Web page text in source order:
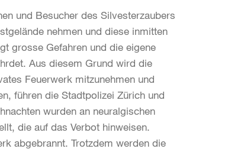
und Besucher des Silvesterzaubers
nehmen und diese inmitten
grosse Gefahren und die eigene
Aus diesem Grund wird die
Feuerwerk mitzunehmen und
führen die Stadtpolizei Zürich und
wurden an neuralgischen
die auf das Verbot hinweisen.
abgebrannt. Trotzdem werden die